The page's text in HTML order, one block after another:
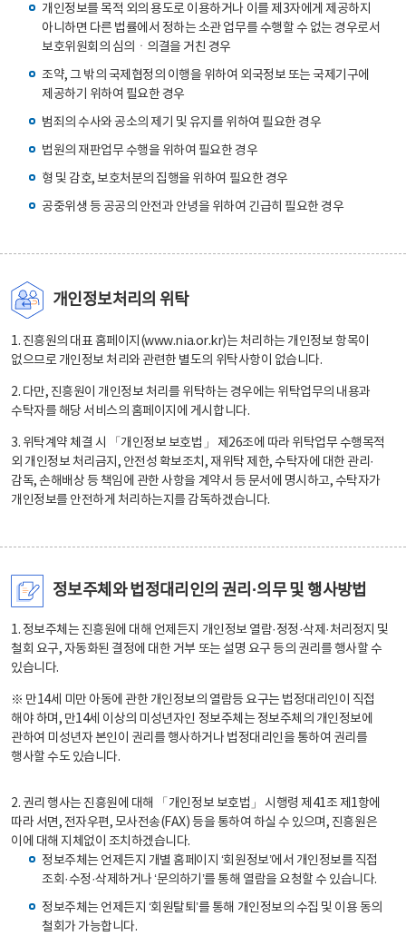
개인정보를 목적 외의 용도로 이용하거나 이를 제3자에게 제공하지
아니하면 다른 법률에서 정하는 소관 업무를 수행할 수 없는 경우로서
보호위원회의 심의ㆍ의결을 거친 경우
조약, 그 밖의 국제협정의 이행을 위하여 외국정보 또는 국제기구에
제공하기 위하여 필요한 경우
범죄의 수사와 공소의 제기 및 유지를 위하여 필요한 경우
법원의 재판업무 수행을 위하여 필요한 경우
형 및 감호, 보호처분의 집행을 위하여 필요한 경우
공중위생 등 공공의 안전과 안녕을 위하여 긴급히 필요한 경우
개인정보처리의 위탁
1. 진흥원의 대표 홈페이지(www.nia.or.kr)는 처리하는 개인정보 항목이
없으므로 개인정보 처리와 관련한 별도의 위탁사항이 없습니다.
2. 다만, 진흥원이 개인정보 처리를 위탁하는 경우에는 위탁업무의 내용과
수탁자를 해당 서비스의 홈페이지에 게시합니다.
3. 위탁계약 체결 시 「개인정보 보호법」 제26조에 따라 위탁업무 수행목적
외 개인정보 처리금지, 안전성 확보조치, 재위탁 제한, 수탁자에 대한 관리·
감독, 손해배상 등 책임에 관한 사항을 계약서 등 문서에 명시하고, 수탁자가
개인정보를 안전하게 처리하는지를 감독하겠습니다.
정보주체와 법정대리인의 권리·의무 및 행사방법
1. 정보주체는 진흥원에 대해 언제든지 개인정보 열람·정정·삭제·처리정지 및
철회 요구, 자동화된 결정에 대한 거부 또는 설명 요구 등의 권리를 행사할 수
있습니다.
※ 만14세 미만 아동에 관한 개인정보의 열람등 요구는 법정대리인이 직접
해야 하며, 만14세 이상의 미성년자인 정보주체는 정보주체의 개인정보에
관하여 미성년자 본인이 권리를 행사하거나 법정대리인을 통하여 권리를
행사할 수도 있습니다.
2. 권리 행사는 진흥원에 대해 「개인정보 보호법」 시행령 제41조 제1항에
따라 서면, 전자우편, 모사전송(FAX) 등을 통하여 하실 수 있으며, 진흥원은
이에 대해 지체없이 조치하겠습니다.
정보주체는 언제든지 개별 홈페이지 ‘회원정보’에서 개인정보를 직접
조회·수정·삭제하거나 ‘문의하기’를 통해 열람을 요청할 수 있습니다.
정보주체는 언제든지 ‘회원탈퇴’를 통해 개인정보의 수집 및 이용 동의
철회가 가능합니다.